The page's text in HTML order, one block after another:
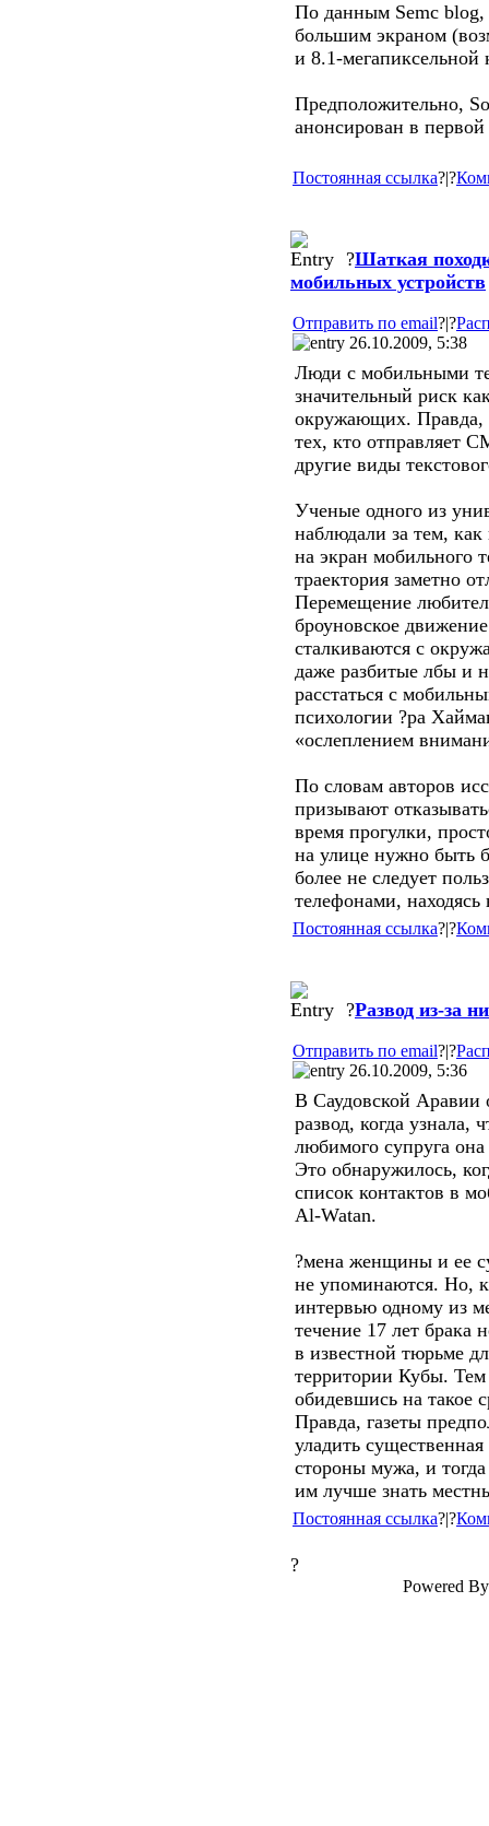
По данным Semc blog,
большим экраном
и 8.1-мегапиксельной
Предположительно,
анонсирован в
Постоянная ссылка?|?
?Шаткая
мобильных устройств
Отправить по email?|?
26.10.2009, 5:38
Люди с мобильными
значительный риск
окружающих. Правда,
тех, кто отправляет
другие виды
Ученые одного из
наблюдали за тем,
на экран мобильного
траектория заметно
Перемещение
броуновское
сталкиваются с
даже разбитые лбы и
расстаться с
психологии ?ра
«ослеплением
По словам авторов
призывают
время прогулки,
на улице нужно быть
более не следует
телефонами, находясь
Постоянная ссылка?|?
?Развод из-за
Отправить по email?|?
26.10.2009, 5:36
В Саудовской Аравии
развод, когда узнала,
любимого супруга
Это обнаружилось,
список контактов в
Al-Watan.
?мена женщины и ее
не упоминаются. Но,
интервью одному из
течение 17 лет брака
в известной тюрьме
территории Кубы.
обидевшись на такое
Правда, газеты
уладить
стороны мужа, и
им лучше знать
Постоянная ссылка?|?
?
Powered